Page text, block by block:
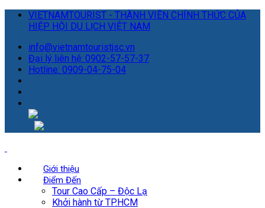
VIETNAMTOURIST - THÀNH VIÊN CHÍNH THỨC CỦA
HIỆP HỘI DU LỊCH VIỆT NAM
info@vietnamtouristjsc.vn
Đại lý liên hệ: 0902-57-57-37
Hotline: 0909-04-75-04
Giới thiệu
Điểm Đến
Tour Cao Cấp – Độc Lạ
Khởi hành từ TP.HCM